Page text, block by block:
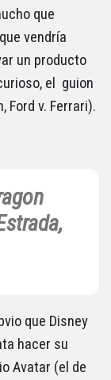
que
vendría
un producto
el guion
Ford v. Ferrari).
que Disney
hacer su
Avatar (el de